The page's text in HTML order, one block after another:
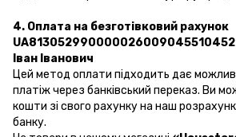
4. Оплата на безготівковий рахунок
UA813052990000026009045510452
Іван Іванович
Цей метод оплати підходить дає
платіж через банківський переказ. Ви
кошти зі свого рахунку на наш
банку.